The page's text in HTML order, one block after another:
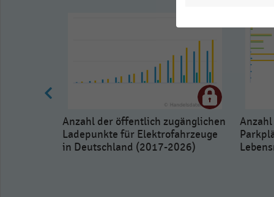
Anzahl der öffentlich zugänglichen
Ladepunkte für Elektrofahrzeuge
in Deutschland (2017-2026)